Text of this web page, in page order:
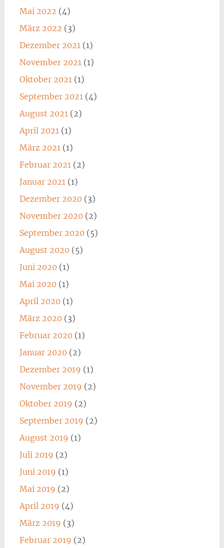
Mai 2022 (4)
März 2022 (3)
Dezember 2021(1)
November 2021(1)
Oktober 2021(1)
September 2021(4)
August 2021(2)
April 2021(1)
März 2021(1)
Februar 2021(2)
Januar 2021(1)
Dezember 2020 (3)
November 2020 (2)
September 2020 (5)
August 2020 (5)
Juni 2020 (1)
Mai 2020 (1)
April 2020 (1)
März 2020 (3)
Februar 2020 (1)
Januar 2020 (2)
Dezember 2019 (1)
November 2019 (2)
Oktober 2019 (2)
September 2019 (2)
August 2019 (1)
Juli 2019 (2)
Juni 2019 (1)
Mai 2019 (2)
April 2019 (4)
März 2019 (3)
Februar 2019 (2)